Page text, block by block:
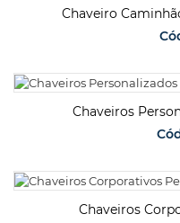
Chaveiro
Chaveiros
Chaveiros